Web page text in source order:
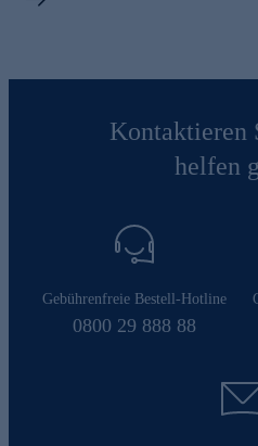
Kontaktieren
helfen
Gebührenfreie Bestell-Hotline
0800 29 888 88